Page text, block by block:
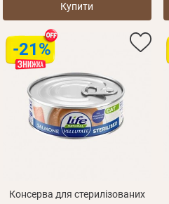
Купити
-21%
Консерва для стерилізованих